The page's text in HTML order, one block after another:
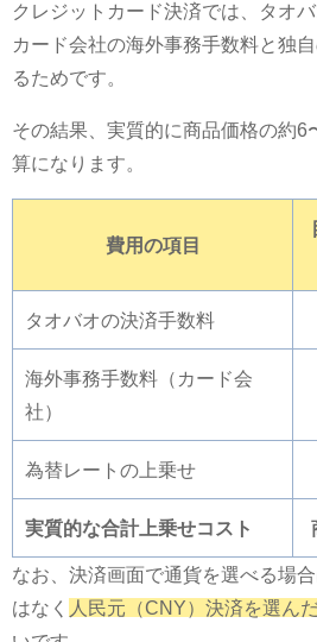
クレジットカード決済では、タオ
カード会社の海外事務手数料と独
るためです。
その結果、実質的に商品価格の約6
算になります。
費用の項目
タオバオの決済手数料
海外事務手数料（カード会
社）
為替レートの上乗せ
実質的な合計上乗せコスト
なお、決済画面で通貨を選べる場
はなく
人民元（CNY）決済を選ん